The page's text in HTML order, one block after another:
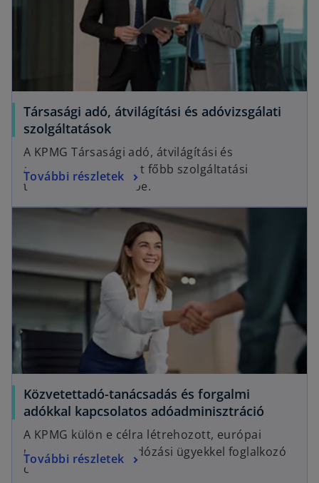
Társasági adó, átvilágítási és adóvizsgálati
szolgáltatások
A KPMG Társasági adó, átvilágítási és
adóvizsgálati csoport főbb szolgáltatási
területeit mutatjuk be.
További részletek
Közvetettadó-tanácsadás és forgalmi
adókkal kapcsolatos adóadminisztráció
A KPMG külön e célra létrehozott, európai
uniós és közvetett adózási ügyekkel foglalkozó
csoportja.
További részletek